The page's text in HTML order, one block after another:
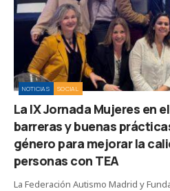
NOTICIAS SOCIAL
La IX Jornada Mujeres en
barreras y buenas
género para mejorar la
personas con TEA
La Federación Autismo Madrid y